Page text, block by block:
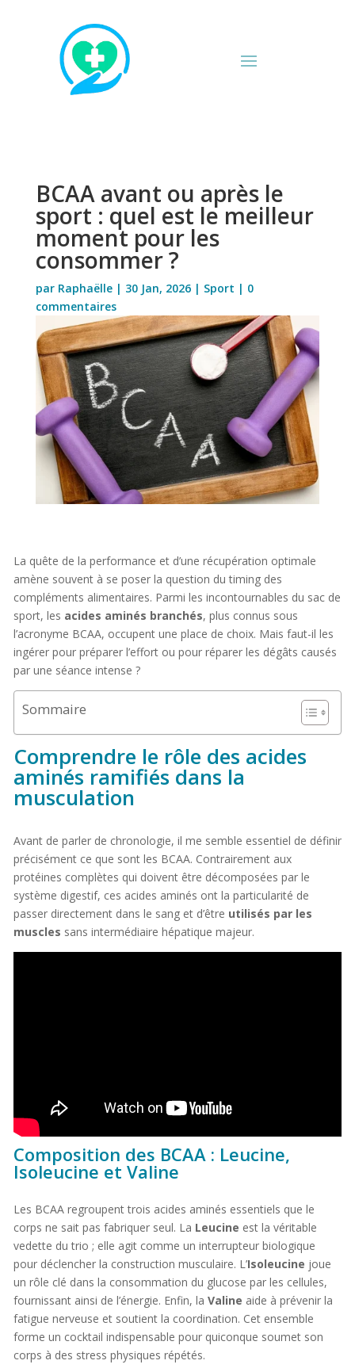
BCAA avant ou après le
sport : quel est le meilleur
moment pour les
consommer ?
par Raphaëlle| 30 Jan, 2026| Sport | 0
commentaires
La quête de la performance et d’une récupération optimale
amène souvent à se poser la question du timing des
compléments alimentaires. Parmi les incontournables du sac de
sport, les acides aminés branchés, plus connus sous
l’acronyme BCAA, occupent une place de choix. Mais faut-il les
ingérer pour préparer l’effort ou pour réparer les dégâts causés
par une séance intense ?
Sommaire
Comprendre le rôle des acides
aminés ramifiés dans la
musculation
Avant de parler de chronologie, il me semble essentiel de définir
précisément ce que sont les BCAA. Contrairement aux
protéines complètes qui doivent être décomposées par le
système digestif, ces acides aminés ont la particularité de
passer directement dans le sang et d’être utilisés par les
muscles sans intermédiaire hépatique majeur.
Composition des BCAA : Leucine,
Isoleucine et Valine
Les BCAA regroupent trois acides aminés essentiels que le
corps ne sait pas fabriquer seul. La Leucine est la véritable
vedette du trio ; elle agit comme un interrupteur biologique
pour déclencher la construction musculaire. L’Isoleucine joue
un rôle clé dans la consommation du glucose par les cellules,
fournissant ainsi de l’énergie. Enfin, la Valine aide à prévenir la
fatigue nerveuse et soutient la coordination. Cet ensemble
forme un cocktail indispensable pour quiconque soumet son
corps à des stress physiques répétés.